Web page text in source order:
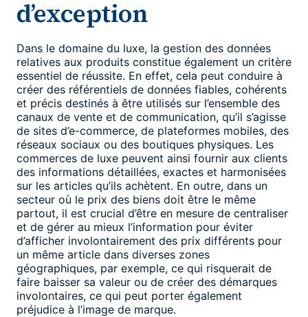
d’exception
Dans le domaine du luxe, la gestion des données
relatives aux produits constitue également un critère
essentiel de réussite. En effet, cela peut conduire à
créer des référentiels de données fiables, cohérents
et précis destinés à être utilisés sur l’ensemble des
canaux de vente et de communication, qu’il s’agisse
de sites d’e-commerce, de plateformes mobiles, des
réseaux sociaux ou des boutiques physiques. Les
commerces de luxe peuvent ainsi fournir aux clients
des informations détaillées, exactes et harmonisées
sur les articles qu’ils achètent. En outre, dans un
secteur où le prix des biens doit être le même
partout, il est crucial d’être en mesure de centraliser
et de gérer au mieux l’information pour éviter
d’afficher involontairement des prix différents pour
un même article dans diverses zones
géographiques, par exemple, ce qui risquerait de
faire baisser sa valeur ou de créer des démarques
involontaires, ce qui peut porter également
préjudice à l’image de marque.